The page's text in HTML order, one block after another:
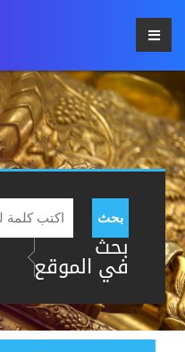
بحث
بحث
في الموقع